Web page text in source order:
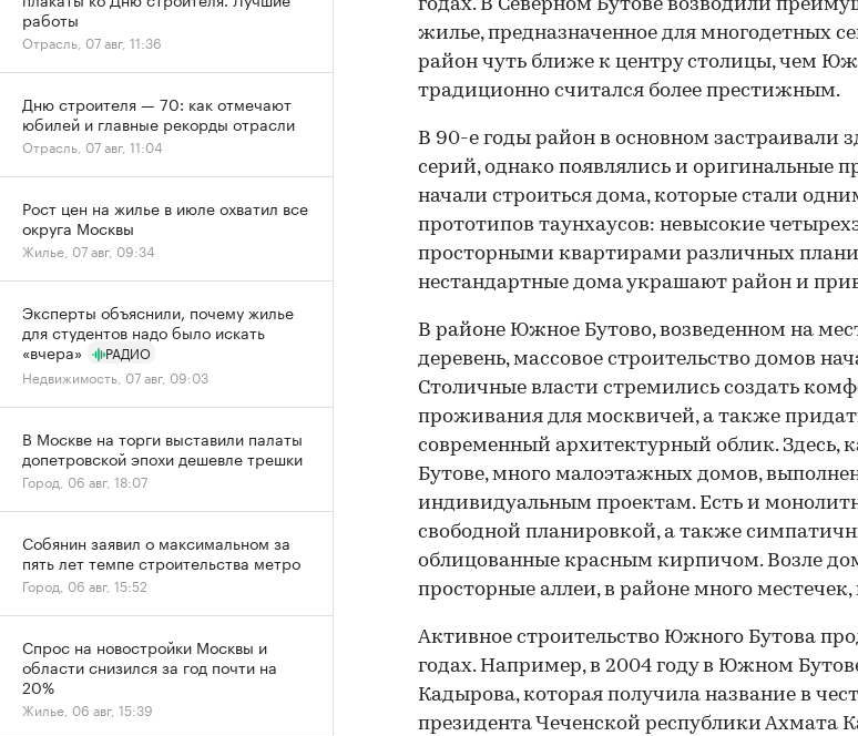
годах. В Северном Бутове возводили
жилье, предназначенное для многодетных
район чуть ближе к центру столицы, чем
традиционно считался более престижным.
В 90-е годы район в основном застраивали
серий, однако появлялись и оригинальные
начали строиться дома, которые стали
прототипов таунхаусов: невысокие
просторными квартирами различных
нестандартные дома украшают район и
В районе Южное Бутово, возведенном на
деревень, массовое строительство домов
Столичные власти стремились создать
проживания для москвичей, а также
современный архитектурный облик. Здесь,
Бутове, много малоэтажных домов,
индивидуальным проектам. Есть и
свободной планировкой, а также
облицованные красным кирпичом. Возле
просторные аллеи, в районе много
Активное строительство Южного Бутова
годах. Например, в 2004 году в Южном
Кадырова, которая получила название в
президента Чеченской республики Ахмата
работы
Отрасль, 07 авг, 11:36
Дню строителя — 70: как отмечают
юбилей и главные рекорды отрасли
Отрасль, 07 авг, 11:04
Рост цен на жилье в июле охватил все
округа Москвы
Жилье, 07 авг, 09:34
Эксперты объяснили, почему жилье
для студентов надо было искать
«вчера»
РАДИО
Недвижимость, 07 авг, 09:03
В Москве на торги выставили палаты
допетровской эпохи дешевле трешки
Город, 06 авг, 18:07
Собянин заявил о максимальном за
пять лет темпе строительства метро
Город, 06 авг, 15:52
Спрос на новостройки Москвы и
области снизился за год почти на
20%
Жилье, 06 авг, 15:39